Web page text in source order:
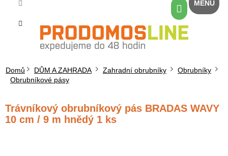
obsah
Nákupní
košík
Domů DŮM A ZAHRADA Zahradní obrubníky
Obrubníky
Obrubníkové pásy
Trávníkový obrubníkový pás BRADAS WAVY
10 cm / 9 m hnědý 1 ks